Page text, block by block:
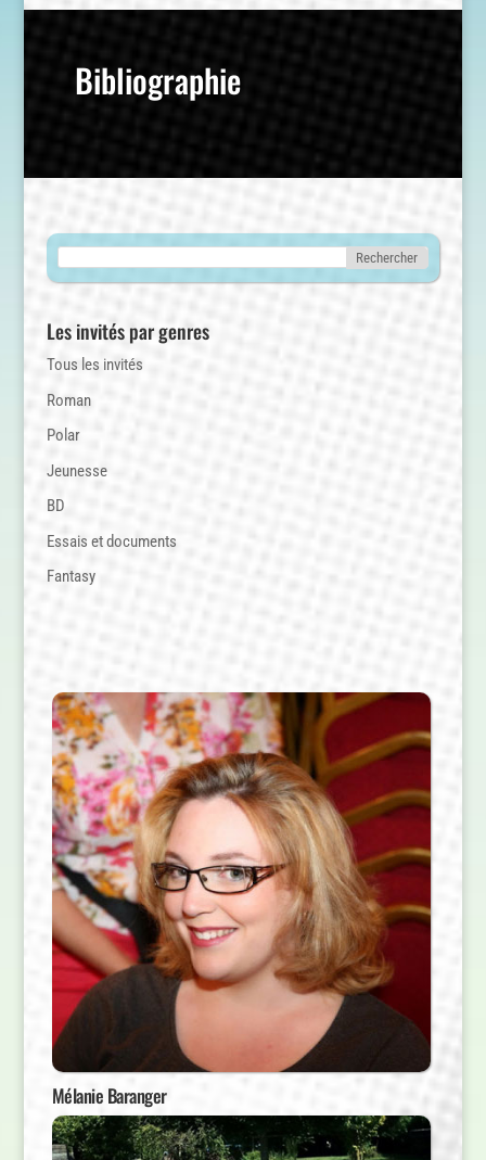
Bibliographie
Les invités par genres
Tous les invités
Roman
Polar
Jeunesse
BD
Essais et documents
Fantasy
Mélanie Baranger